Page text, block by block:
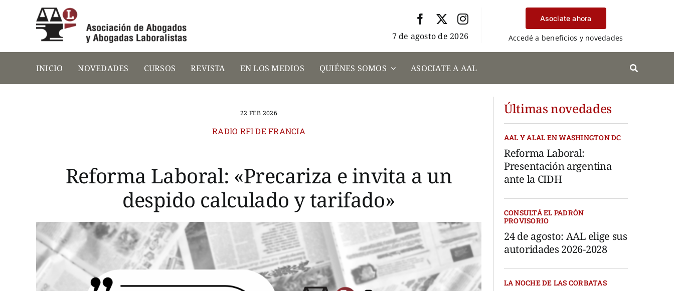
7 de agosto de 2026
Asociate ahora
Accedé a beneficios y novedades
INICIO NOVEDADES CURSOS REVISTA EN LOS MEDIOS QUIÉNES SOMOS ASOCIATE A AAL
22 FEB 2026
RADIO RFI DE FRANCIA
Reforma Laboral: «Precariza e invita a un
despido calculado y tarifado»
Últimas novedades
AAL Y ALAL EN WASHINGTON DC
Reforma Laboral:
Presentación argentina
ante la CIDH
CONSULTÁ EL PADRÓN
PROVISORIO
24 de agosto: AAL elige sus
autoridades 2026-2028
LA NOCHE DE LAS CORBATAS